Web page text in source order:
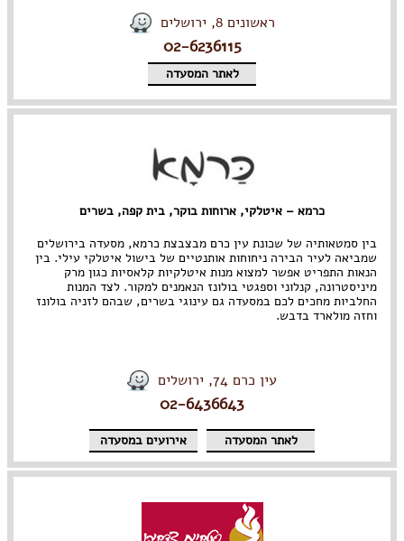
ראשונים 8, ירושלים
02-6236115
לאתר המסעדה
כרמא – איטלקי, ארוחות בוקר, בית קפה, בשרים
בין סמטאותיה של שכונת עין כרם מבצבצת כרמא, מסעדה בירושלים
שמביאה לעיר הבירה ניחוחות אותנטיים של בישול איטלקי עילי. בין
הנאות התפריט אפשר למצוא מנות איטלקיות קלאסיות כגון מרק
מיניסטרונה, קנלוני וספגטי בולונז הנאמנים למקור. לצד המנות
החלביות מחכים לכם במסעדה גם עינוגי בשרים, שבהם לזניה בולונז
וחזה מולארד בדבש.
עין כרם 74, ירושלים
02-6436643
לאתר המסעדה אירועים במסעדה